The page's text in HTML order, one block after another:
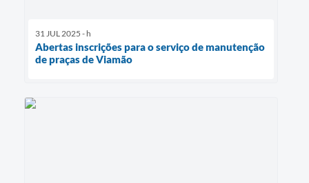
31 JUL 2025 - h
Abertas inscrições para o serviço de manutenção
de praças de Viamão